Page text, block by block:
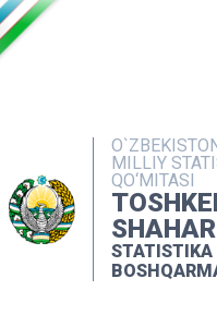
MILLIY
QO‘MITASI
SHAHAR
STATISTIKA